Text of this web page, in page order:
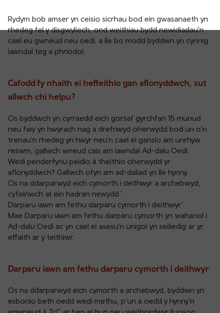
Rydym bob amser yn ceisio sicrhau bod ein gwasanaeth yn
rhedeg fel y disgwyliech, ond weithiau bydd newidiadau'n
cael eu gwneud neu oedi, a lle bo modd byddwn yn cynnig
iawndal teg a phriodol.
Cafodd fy nhaith ei heffeithio gan aflonyddwch, sut
allwch chi helpu?
Os byddwch yn cyrraedd eich gorsaf gyrchfan 15 munud
neu fwy yn hwyrach nag a drefnwyd oherwydd bod un o'n
trenau'n rhedeg yn hwyr neu'n cael ei ganslo am unrhyw
reswm, gallwch wneud cais am iawndal Ad-dalu Oedi
Wedi penderfynu peidio â theithio oherwydd yr
aflonyddwch? Gallwch ofyn am ad-daliad yn lle hynny.
Os na ddarparwyd eich cymorth i deithwyr a archebwyd,
cyfeiriwch at ein hadran newydd ‘
Darparu iawn am fethu darparu cymorth i deithwyr’.
Mae Darparu iawn am fethu darparu cymorth yn wahanol i
Ad-dalu Oedi ac yn cael ei asesu'n unigol yn seiliedig ar yr
effaith ar y teithiwr.
Darparu iawn am fethu darparu cymorth i deithwyr
Os na ddarparwyd eich cymorth a archebwyd, byddwn yn
esbonio beth oedd wedi methu, p’un a oedd y hynny’n